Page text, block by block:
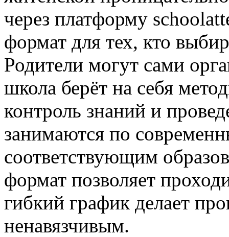
через платформу
формат для тех, кто
Родители могут сами
школа берёт на себя
контроль знаний и
занимаются по
соответствующим
формат позволяет
гибкий график делает
ненавязчивым.